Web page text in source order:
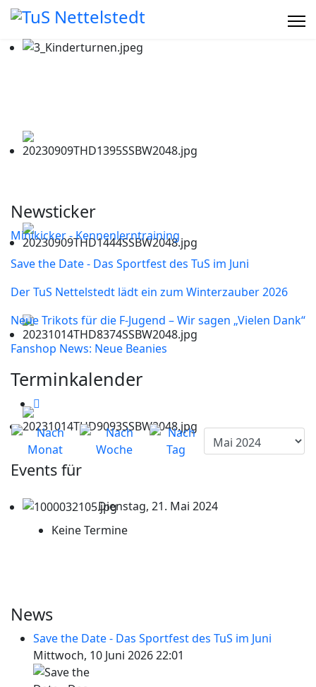
Newsticker
Minikicker - Kennenlerntraining
Save the Date - Das Sportfest des TuS im Juni
Der TuS Nettelstedt lädt ein zum Winterzauber 2026
Neue Trikots für die F-Jugend – Wir sagen „Vielen Dank“
Fanshop News: Neue Beanies
Terminkalender
Events für
Dienstag, 21. Mai 2024
Keine Termine
News
Save the Date - Das Sportfest des TuS im Juni
Mittwoch, 10 Juni 2026 22:01